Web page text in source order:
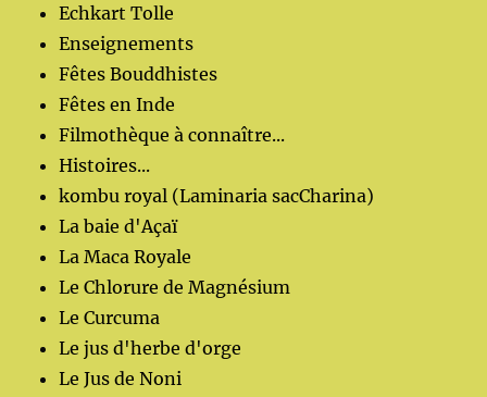
Echkart Tolle
Enseignements
Fêtes Bouddhistes
Fêtes en Inde
Filmothèque à connaître...
Histoires...
kombu royal (Laminaria sacCharina)
La baie d'Açaï
La Maca Royale
Le Chlorure de Magnésium
Le Curcuma
Le jus d'herbe d'orge
Le Jus de Noni